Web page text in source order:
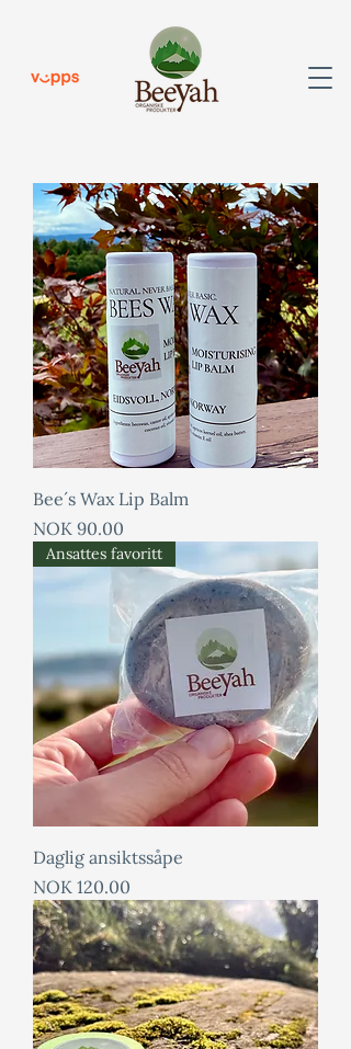
Bee´s Wax Lip Balm
Price
NOK 90.00
Ansattes favoritt
Daglig ansiktssåpe
Price
NOK 120.00